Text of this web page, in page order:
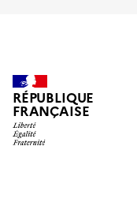
RÉPUBLIQUE
FRANÇAISE